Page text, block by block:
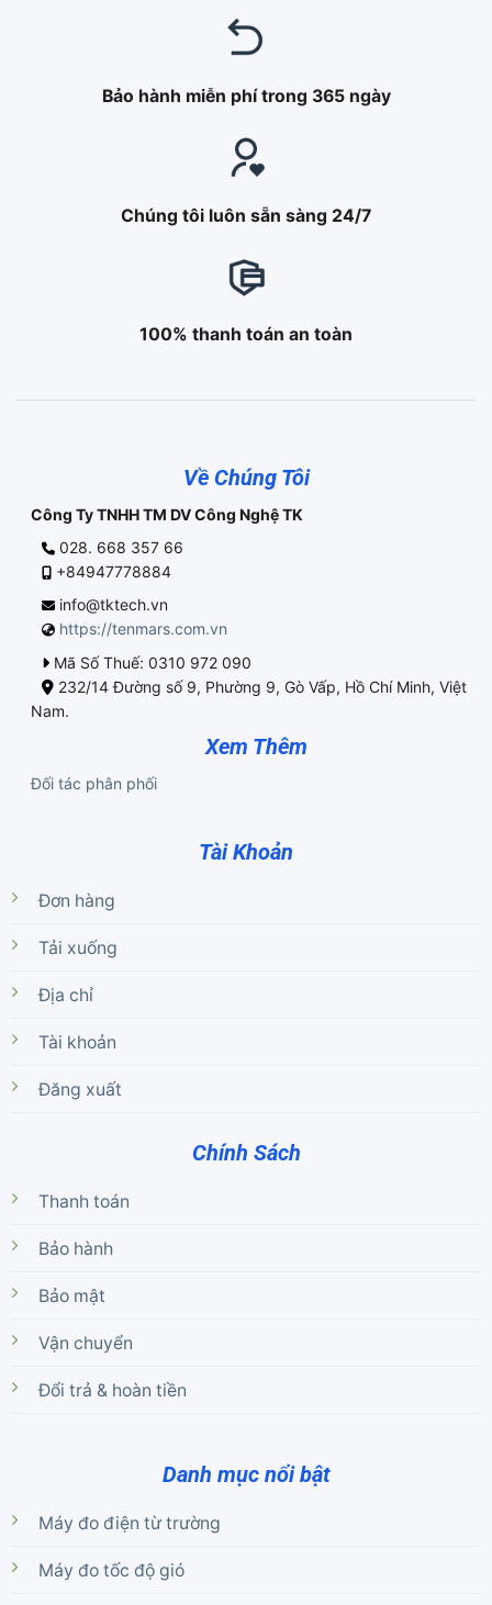
Bảo hành miễn phí trong 365 ngày
Chúng tôi luôn sẵn sàng 24/7
100% thanh toán an toàn
Về Chúng Tôi
Công Ty TNHH TM DV Công Nghệ TK
028. 668 357 66
+84947778884
info@tktech.vn
https://tenmars.com.vn
Mã Số Thuế: 0310 972 090
232/14 Đường số 9, Phường 9, Gò Vấp, Hồ Chí Minh, Việt
Nam.
Xem Thêm
Đối tác phân phối
Tài Khoản
Đơn hàng
Tải xuống
Địa chỉ
Tài khoản
Đăng xuất
Chính Sách
Thanh toán
Bảo hành
Bảo mật
Vận chuyển
Đổi trả & hoàn tiền
Danh mục nổi bật
Máy đo điện từ trường
Máy đo tốc độ gió